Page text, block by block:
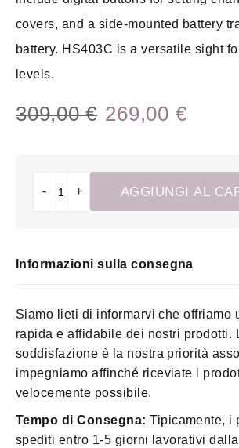
covers, and a side-mounted battery
battery. HS403C is a versatile sight
levels.
269,00 €
309,00 €
+
- AGGIUNGI AL
Informazioni sulla consegna
Siamo lieti di informarvi che offriamo
rapida e affidabile dei nostri prodotti.
soddisfazione è la nostra priorità
impegniamo affinché riceviate i
velocemente possibile.
Tempo di Consegna: Tipicamente, i
spediti entro 1-5 giorni lavorativi